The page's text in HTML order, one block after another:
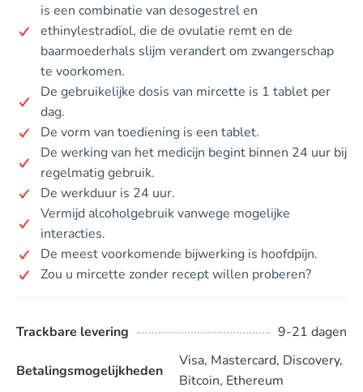
is een combinatie van desogestrel en
ethinylestradiol, die de ovulatie remt en de
baarmoederhals slijm verandert om zwangerschap
te voorkomen.
De gebruikelijke dosis van mircette is 1 tablet per
dag.
De vorm van toediening is een tablet.
De werking van het medicijn begint binnen 24 uur bij
regelmatig gebruik.
De werkduur is 24 uur.
Vermijd alcoholgebruik vanwege mogelijke
interacties.
De meest voorkomende bijwerking is hoofdpijn.
Zou u mircette zonder recept willen proberen?
Trackbare levering 9-21 dagen
Betalingsmogelijkheden
Visa, Mastercard, Discovery,
Bitcoin, Ethereum